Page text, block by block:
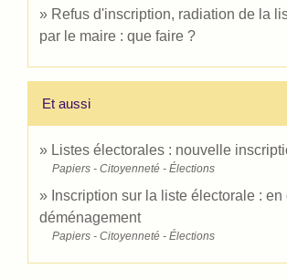
Refus d'inscription, radiation de la
par le maire : que faire ?
Et aussi
Listes électorales : nouvelle
Papiers - Citoyenneté - Élections
Inscription sur la liste électorale : en
déménagement
Papiers - Citoyenneté - Élections